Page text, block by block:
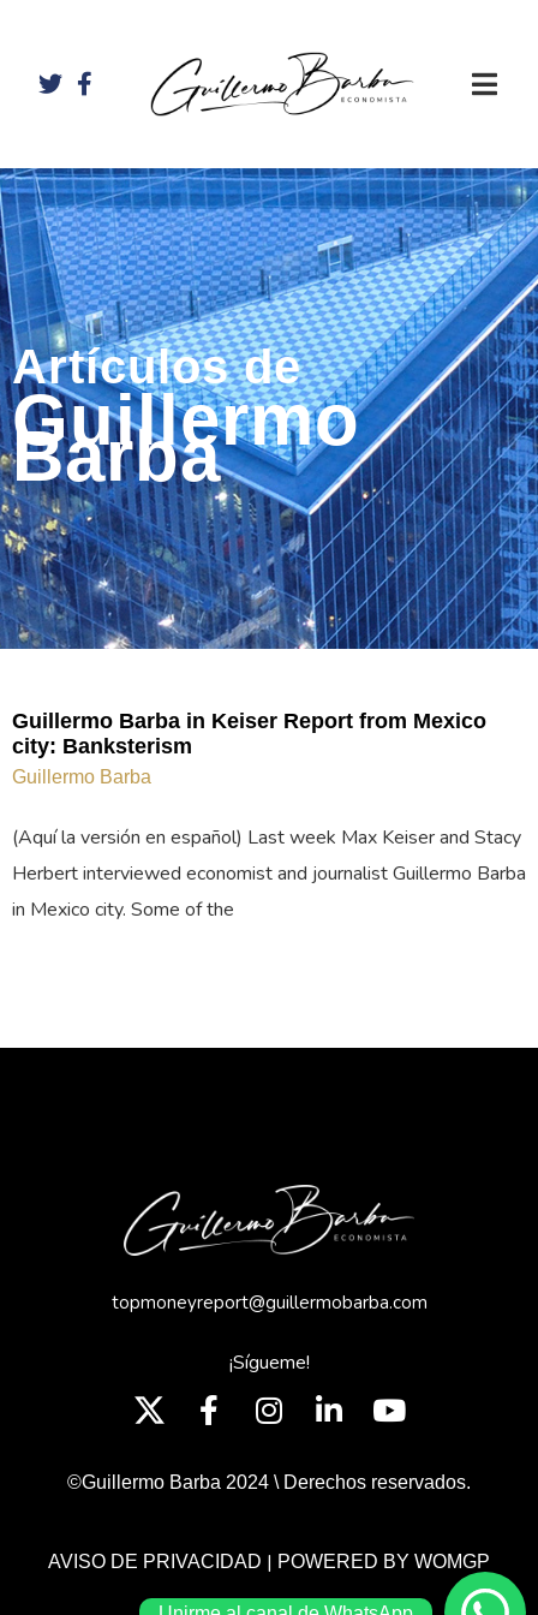
Artículos de
Guillermo
Barba
Guillermo Barba in Keiser Report from Mexico
city: Banksterism
Guillermo Barba
(Aquí la versión en español) Last week Max Keiser and Stacy
Herbert interviewed economist and journalist Guillermo Barba
in Mexico city. Some of the
topmoneyreport@guillermobarba.com
¡Sígueme!
©Guillermo Barba 2024 \ Derechos reservados.
AVISO DE PRIVACIDAD | POWERED BY WOMGP